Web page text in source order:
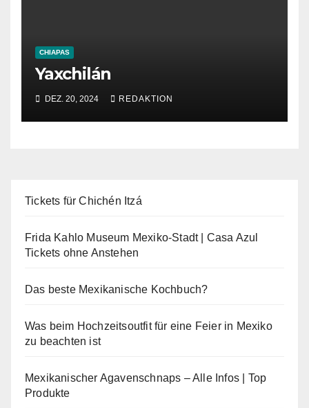
CHIAPAS
Yaxchilán
DEZ. 20, 2024 REDAKTION
Tickets für Chichén Itzá
Frida Kahlo Museum Mexiko-Stadt | Casa Azul
Tickets ohne Anstehen
Das beste Mexikanische Kochbuch?
Was beim Hochzeitsoutfit für eine Feier in Mexiko
zu beachten ist
Mexikanischer Agavenschnaps – Alle Infos | Top
Produkte